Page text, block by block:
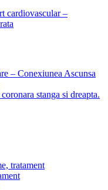
cardiovascular –
– Conexiunea Ascunsa
stanga si dreapta.
tratament